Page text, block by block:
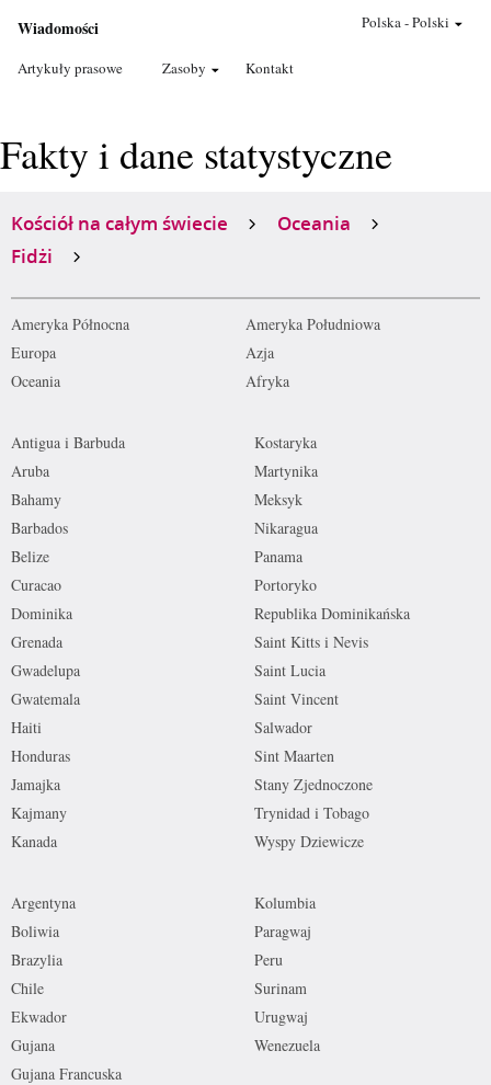
Wiadomości
Artykuły prasowe Zasoby Kontakt
Polska-Polski
Fakty i dane statystyczne
Kościół na całym świecie
Oceania
Fidżi
Ameryka Północna
Ameryka Południowa
Europa
Azja
Oceania
Afryka
Antigua i Barbuda
Aruba
Bahamy
Barbados
Belize
Curacao
Dominika
Grenada
Gwadelupa
Gwatemala
Haiti
Honduras
Jamajka
Kajmany
Kanada
Kostaryka
Martynika
Meksyk
Nikaragua
Panama
Portoryko
Republika Dominikańska
Saint Kitts i Nevis
Saint Lucia
Saint Vincent
Salwador
Sint Maarten
Stany Zjednoczone
Trynidad i Tobago
Wyspy Dziewicze
Argentyna
Boliwia
Brazylia
Chile
Ekwador
Gujana
Gujana Francuska
Kolumbia
Paragwaj
Peru
Surinam
Urugwaj
Wenezuela